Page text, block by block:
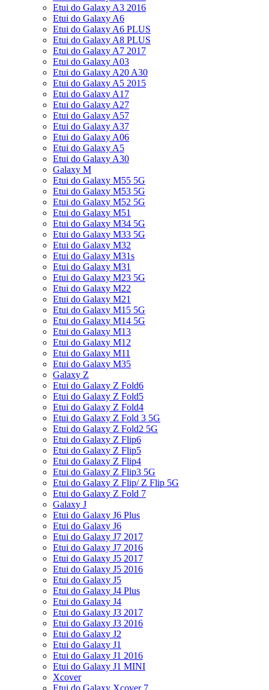
Etui do Galaxy A3 2016
Etui do Galaxy A6
Etui do Galaxy A6 PLUS
Etui do Galaxy A8 PLUS
Etui do Galaxy A7 2017
Etui do Galaxy A03
Etui do Galaxy A20 A30
Etui do Galaxy A5 2015
Etui do Galaxy A17
Etui do Galaxy A27
Etui do Galaxy A57
Etui do Galaxy A37
Etui do Galaxy A06
Etui do Galaxy A5
Etui do Galaxy A30
Galaxy M
Etui do Galaxy M55 5G
Etui do Galaxy M53 5G
Etui do Galaxy M52 5G
Etui do Galaxy M51
Etui do Galaxy M34 5G
Etui do Galaxy M33 5G
Etui do Galaxy M32
Etui do Galaxy M31s
Etui do Galaxy M31
Etui do Galaxy M23 5G
Etui do Galaxy M22
Etui do Galaxy M21
Etui do Galaxy M15 5G
Etui do Galaxy M14 5G
Etui do Galaxy M13
Etui do Galaxy M12
Etui do Galaxy M11
Etui do Galaxy M35
Galaxy Z
Etui do Galaxy Z Fold6
Etui do Galaxy Z Fold5
Etui do Galaxy Z Fold4
Etui do Galaxy Z Fold 3 5G
Etui do Galaxy Z Fold2 5G
Etui do Galaxy Z Flip6
Etui do Galaxy Z Flip5
Etui do Galaxy Z Flip4
Etui do Galaxy Z Flip3 5G
Etui do Galaxy Z Flip/ Z Flip 5G
Etui do Galaxy Z Fold 7
Galaxy J
Etui do Galaxy J6 Plus
Etui do Galaxy J6
Etui do Galaxy J7 2017
Etui do Galaxy J7 2016
Etui do Galaxy J5 2017
Etui do Galaxy J5 2016
Etui do Galaxy J5
Etui do Galaxy J4 Plus
Etui do Galaxy J4
Etui do Galaxy J3 2017
Etui do Galaxy J3 2016
Etui do Galaxy J2
Etui do Galaxy J1
Etui do Galaxy J1 2016
Etui do Galaxy J1 MINI
Xcover
Etui do Galaxy Xcover 7